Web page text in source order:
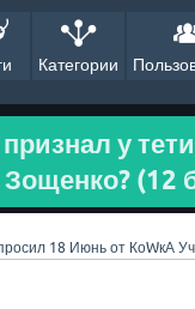
Категории
у
(12
18 Июнь от КоWкА